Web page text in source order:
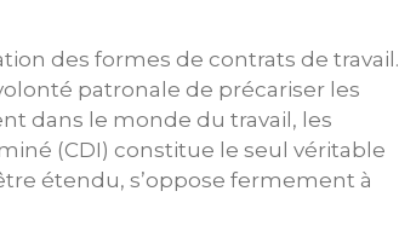
des formes de contrats de travail.
patronale de précariser les
dans le monde du travail, les
(CDI) constitue le seul véritable
étendu, s’oppose fermement à